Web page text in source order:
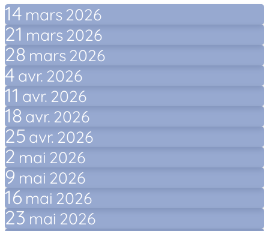
14 mars 2026
21 mars2026
28 mars2026
4 avr. 2026
11 avr. 2026
18 avr. 2026
25 avr. 2026
2 mai 2026
9 mai 2026
16 mai 2026
23 mai 2026